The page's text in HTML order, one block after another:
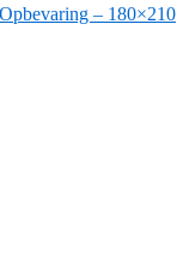
– 180×210